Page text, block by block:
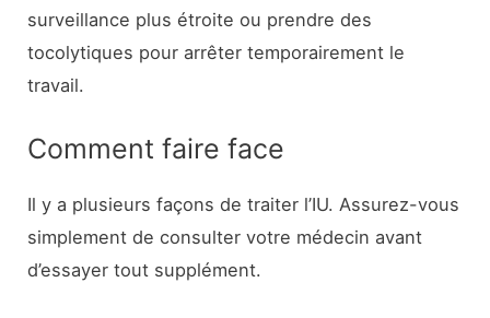
surveillance plus étroite ou prendre des
tocolytiques pour arrêter temporairement le
travail.
Comment faire face
Il y a plusieurs façons de traiter l’IU. Assurez-vous
simplement de consulter votre médecin avant
d’essayer tout supplément.